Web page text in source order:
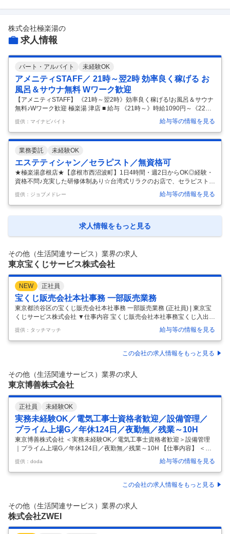
株式会社極楽湯の
求人情報
パート・アルバイト 未経験OK
アメニティSTAFF／ 21時～翌2時 効率良く稼げる お
風呂＆サウナ無料 Wワーク歓迎
【アメニティSTAFF】 《21時～翌2時》効率良く稼げる!お風呂＆サウナ
無料♪Wワーク歓迎 極楽湯 津店 ■ 給与 《21時～》時給1090円～《22時
～》時給1362円～ ＋交通費支給 ■ シフト 週2日以上 、1日4時間以上 ■
アクセス 近鉄名古屋線白塚駅 ■ 時間帯 夜、夜勤、残業月10時間以下 ■
勤務地 津市 ＼未経験でも大丈夫 ●かんたんな掃除やタオル交換 ●巡回、
清掃 など 仕事終わり、 無料でサウナ・お風呂に入れます！ 【色々な方
が活躍中】 Wワーク・フリーター・学生の方などが活躍しています◎
【続けやすさピカイチ】 モップやほうきなどを使うので、 難しくありま
せん！ ＼シ…
提供：マイナビバイト 給与等の情報を見る
業務委託 未経験OK
エステティシャン／セラピスト／無資格可
★極楽湯彦根店★【彦根市西沼波町】1日4時間・週2日からOK◎経験・
資格不問♪充実した研修体制あり☆台湾式リラクのお店で、セラピストと
して本場の技術を身につけませんか？ 募集職種: エステティシャン/セラ
ピスト 仕事内容: 【天然温泉 極楽湯彦根店 温浴施設内での台湾式のリラ
クゼーションセラピスト】 ★2025年6月リニューアルオープン！★ ま
ず、当社滋和堂スタイルのセラピストとして一から技術を習得してから
実務でお仕事します 台湾式の足つぼ、ボディケア、各種オイルコースの
提供：ジョブメドレー 給与等の情報を見る
求人情報をもっと見る
その他（生活関連サービス）業界の求人
東京宝くじサービス株式会社
NEW 正社員
宝くじ販売会社本社事務 一部販売業務
東京都渋谷区の宝くじ販売会社本社事務 一部販売業務 (正社員) | 東京宝
くじサービス株式会社 ▼仕事内容 宝くじ販売会社本社事務宝くじ入出庫
管理 ・宝くじ券の仕分け ・当せん券管理 ・備品管理人事管理 ・出退勤
管理 ・経理事務宝くじ売場からの問い合わせ応対その他電話、来客応対
他最初は宝くじ売場の販売業務（３ヶ月程度）を経験頂き、現場を覚え
た後本社業務を覚えて頂きます。 ジャンボくじ発売中等売場が忙しい時
範囲：変更なし (東京都渋谷区) ▼職種 宝くじ販売会社本社事務 一部販
売業務(正社員) ▼雇用形態 正社員 ▼給与 月給2
提供：タッチマッチ 給与等の情報を見る
この会社の求人情報をもっと見る
その他（生活関連サービス）業界の求人
東京博善株式会社
正社員 未経験OK
実務未経験OK／電気工事士資格者歓迎／設備管理／
プライム上場G／年休124日／夜勤無／残業～10H
東京博善株式会社 ＜実務未経験OK／電気工事士資格者歓迎＞設備管理
｜プライム上場G／年休124日／夜勤無／残業～10H 【仕事内容】 ＜実
務未経験OK／電気工事士資格者歓迎＞設備管理｜プライム上場G／年休
124日／夜勤無／残業～10H 【具体的な仕事内容】 【東証プライム上場
G／100年以上の斎場運営で安定経営／特許も保有／土日祝休み／特定の
自社施設への常駐となるため転勤可能性なく安心／定時8:45‐17:00勤務
調・衛生）の維持管理、保守・保全業務。 〇日常の点検業務や年度工事
（施設課）の計画や実施対応。 〇大規模修繕工事
提供：doda 給与等の情報を見る
この会社の求人情報をもっと見る
その他（生活関連サービス）業界の求人
株式会社ZWEI